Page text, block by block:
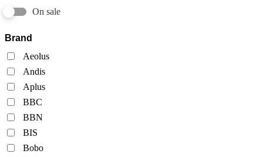
On sale
Brand
Aeolus
Andis
Aplus
BBC
BBN
BIS
Bobo